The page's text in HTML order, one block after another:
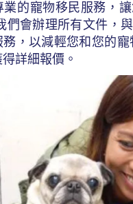
業的寵物移民服務，
們會辦理所有文件，
務，以減輕您和您的
詳細報價。